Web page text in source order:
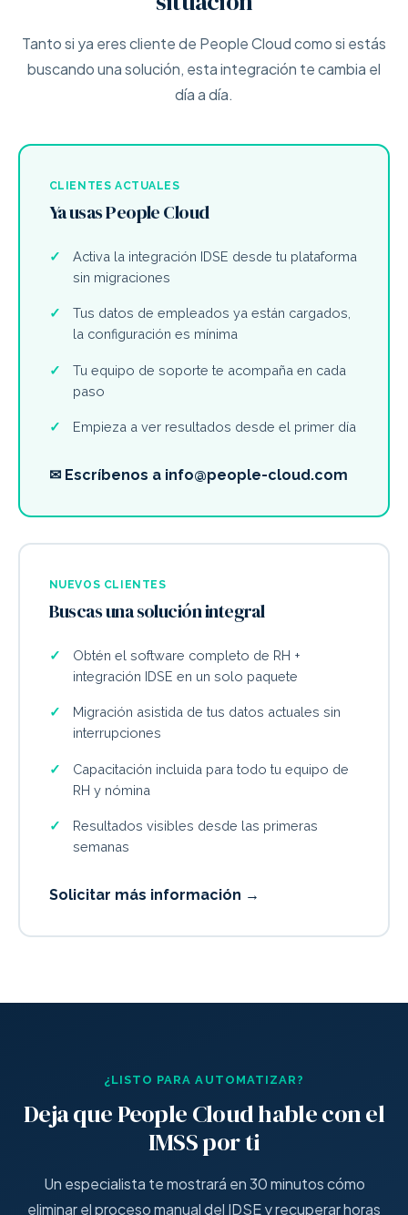
Tanto si ya eres cliente de People Cloud como si estás
buscando una solución, esta integración te cambia el
día a día.
CLIENTES ACTUALES
Ya usas People Cloud
Activa la integración IDSE desde tu plataforma
sin migraciones
Tus datos de empleados ya están cargados,
la configuración es mínima
Tu equipo de soporte te acompaña en cada
paso
Empieza a ver resultados desde el primer día
✉ Escríbenos a info@people-cloud.com
NUEVOS CLIENTES
Buscas una solución integral
Obtén el software completo de RH +
integración IDSE en un solo paquete
Migración asistida de tus datos actuales sin
interrupciones
Capacitación incluida para todo tu equipo de
RH y nómina
Resultados visibles desde las primeras
semanas
Solicitar más información →
¿LISTO PARA AUTOMATIZAR?
Deja que People Cloud hable con el
IMSS por ti
Un especialista te mostrará en 30 minutos cómo
eliminar el proceso manual del IDSE y recuperar horas